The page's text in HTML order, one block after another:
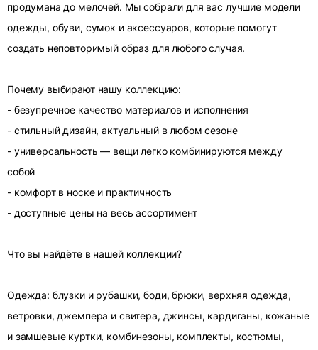
продумана до мелочей. Мы собрали для вас лучшие модели
одежды, обуви, сумок и аксессуаров, которые помогут
создать неповторимый образ для любого случая.
Почему выбирают нашу коллекцию:
- безупречное качество материалов и исполнения
- стильный дизайн, актуальный в любом сезоне
- универсальность — вещи легко комбинируются между
собой
- комфорт в носке и практичность
- доступные цены на весь ассортимент
Что вы найдёте в нашей коллекции?
Одежда: блузки и рубашки, боди, брюки, верхняя одежда,
ветровки, джемпера и свитера, джинсы, кардиганы, кожаные
и замшевые куртки, комбинезоны, комплекты, костюмы,